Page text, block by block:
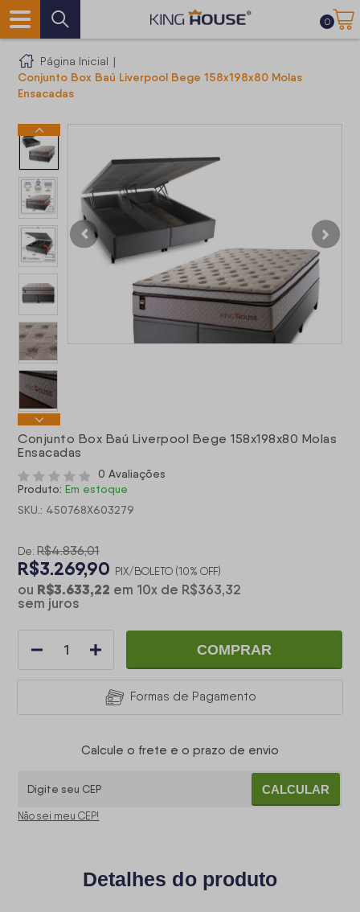
0
Página Inicial |
Conjunto Box Baú Liverpool Bege 158x198x80 Molas
Ensacadas
Conjunto Box Baú Liverpool Bege 158x198x80 Molas
Ensacadas
0 Avaliações
Produto: Em estoque
SKU.: 450768X603279
De: R$4.836,01
R$3.269,90 PIX/BOLETO (10% OFF)
ou R$3.633,22 em 10x de R$363,32
sem juros
COMPRAR
Formas de Pagamento
Calcule o frete e o prazo de envio
CALCULAR
Não sei meu CEP!
Detalhes do produto